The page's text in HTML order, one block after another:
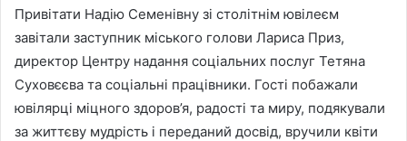
Привітати Надію Семенівну зі столітнім ювілеєм
завітали заступник міського голови Лариса Приз,
директор Центру надання соціальних послуг Тетяна
Суховєєва та соціальні працівники. Гості побажали
ювілярці міцного здоров’я, радості та миру, подякували
за життєву мудрість і переданий досвід, вручили квіти